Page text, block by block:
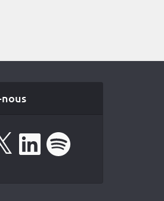
LinkedIn Spotify